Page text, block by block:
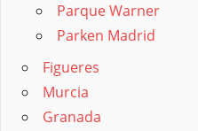
Parque Warner
Parken Madrid
Figueres
Murcia
Granada